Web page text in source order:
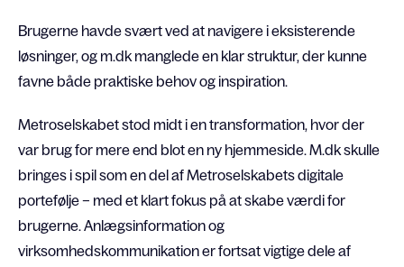
Brugerne havde svært ved at navigere i eksisterende
løsninger, og m.dk manglede en klar struktur, der kunne
favne både praktiske behov og inspiration.
Metroselskabet stod midt i en transformation, hvor der
var brug for mere end blot en ny hjemmeside. M.dk skulle
bringes i spil som en del af Metroselskabets digitale
portefølje – med et klart fokus på at skabe værdi for
brugerne. Anlægsinformation og
virksomhedskommunikation er fortsat vigtige dele af